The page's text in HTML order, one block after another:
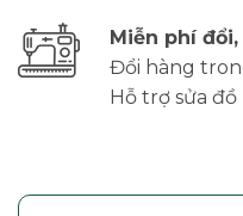
Miễn phí
Đổi hàng
Hỗ trợ sửa